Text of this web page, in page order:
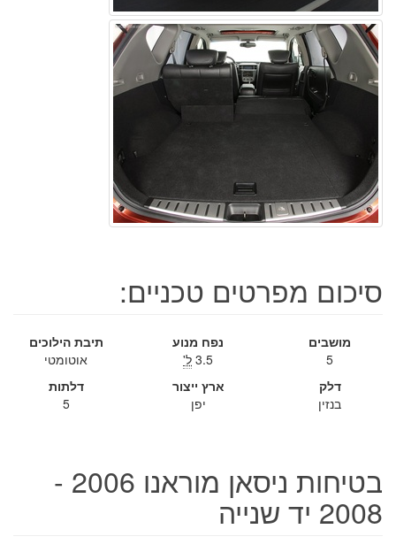
סיכום מפרטים טכניים:
מושבים
5
נפח מנוע
3.5 ל'
תיבת הילוכים
אוטומטי
דלק
בנזין
ארץ ייצור
יפן
דלתות
5
בטיחות ניסאן מוראנו 2006 -
2008 יד שנייה